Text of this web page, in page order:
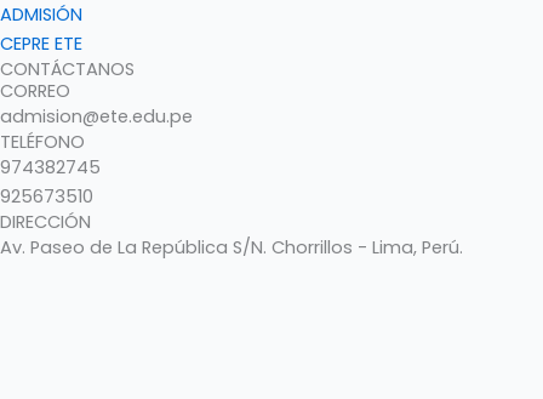
ADMISIÓN
CEPRE ETE
CONTÁCTANOS
CORREO
admision@ete.edu.pe
TELÉFONO
974382745
925673510
DIRECCIÓN
Av. Paseo de La República S/N. Chorrillos - Lima, Perú.